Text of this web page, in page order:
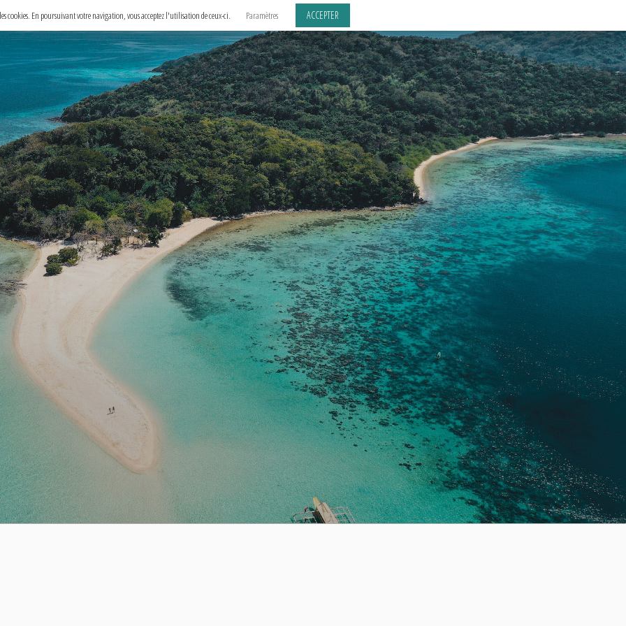
cookies. En poursuivant votre navigation, vous acceptez l'utilisation de ceux-ci. Paramètres ACCEPTER